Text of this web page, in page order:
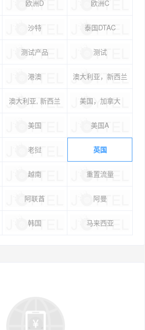
欧洲D 欧洲C
沙特 泰国DTAC
测试产品 测试
港澳 澳大利亚，新西兰
澳大利亚, 新西兰
美国，加拿大
美国 美国A
老挝 英国
越南 重置流量
阿联酋 阿曼
韩国 马来西亚